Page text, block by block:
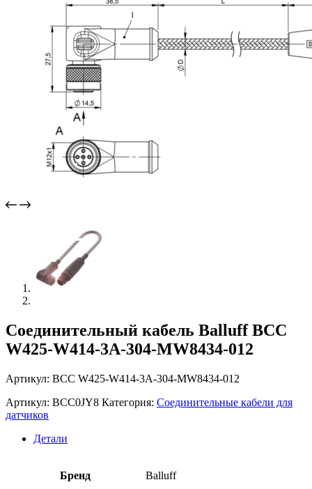
Соединительный кабель Balluff BCC
W425-W414-3A-304-MW8434-012
Артикул: BCC W425-W414-3A-304-MW8434-012
Артикул: BCC0JY8 Категория: Соединительные кабели для
датчиков
Детали
Бренд Balluff